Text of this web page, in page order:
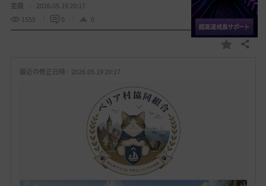
亜龍
2026.05.19 20:17
1555
0 0
お 共有する
最近の修正日時 : 2026.05.19 20:17